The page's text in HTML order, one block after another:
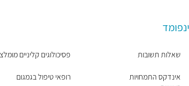
שאלות תשובות
אינדקס התמחויות
פסיכולוגים קליניים
רופאי טיפול בגמגום